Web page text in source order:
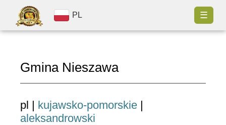
PL ☰
Gmina Nieszawa
pl | kujawsko-pomorskie |
aleksandrowski